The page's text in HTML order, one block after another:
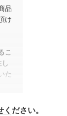
品
け
こ
た
ださい。